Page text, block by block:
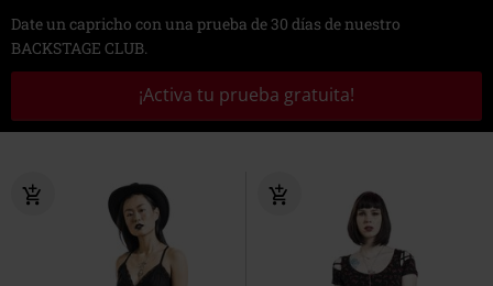
Date un capricho con una prueba de 30 días de nuestro
BACKSTAGE CLUB.
¡Activa tu prueba gratuita!